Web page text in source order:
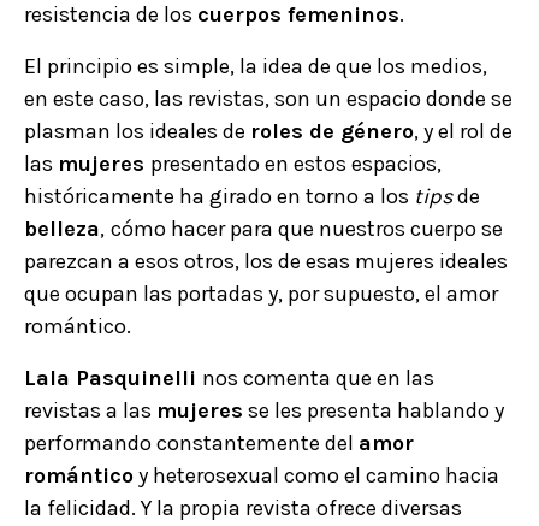
resistencia de los cuerpos femeninos.
El principio es simple, la idea de que los medios,
en este caso, las revistas, son un espacio donde se
plasman los ideales de roles de género, y el rol de
las mujeres presentado en estos espacios,
históricamente ha girado en torno a los tipsde
belleza, cómo hacer para que nuestros cuerpo se
parezcan a esos otros, los de esas mujeres ideales
que ocupan las portadas y, por supuesto, el amor
romántico.
Lala Pasquinelli nos comenta que en las
revistas a las mujeres se les presenta hablando y
performando constantemente del amor
románticoy heterosexual como el camino hacia
la felicidad. Y la propia revista ofrece diversas